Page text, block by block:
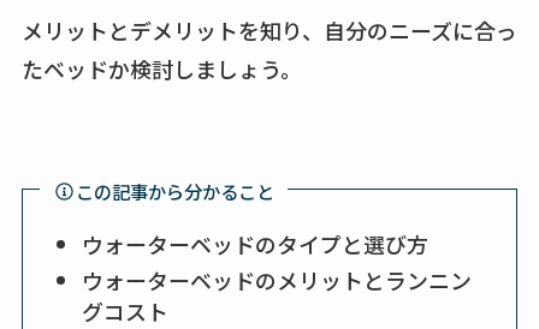
メリットとデメリットを知り、自分のニーズに合っ
たベッドか検討しましょう。
この記事から分かること
ウォーターベッドのタイプと選び方
ウォーターベッドのメリットとランニン
グコスト